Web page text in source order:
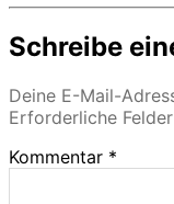
Schreibe
Deine E-Mail-
Erforderliche
Kommentar *